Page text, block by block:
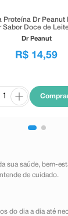
Proteína Dr Peanut
Sabor Doce de
Dr Peanut
R$ 14,59
saúde, bem-
de cuidado.
do dia a dia até